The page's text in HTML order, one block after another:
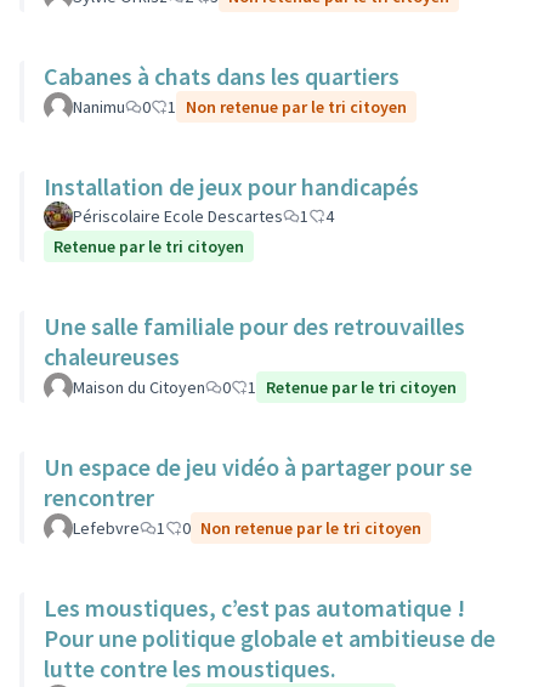
Cabanes à chats dans les quartiers
Nanimu 0 1 Non retenue par le tri citoyen
Installation de jeux pour handicapés
Périscolaire Ecole Descartes 1
4
Retenue par le tri citoyen
Une salle familiale pour des retrouvailles
chaleureuses
Maison du Citoyen 0 1 Retenue par le tri citoyen
Un espace de jeu vidéo à partager pour se
rencontrer
Lefebvre 1 0 Non retenue par le tri citoyen
Les moustiques, c’est pas automatique !
Pour une politique globale et ambitieuse de
lutte contre les moustiques.